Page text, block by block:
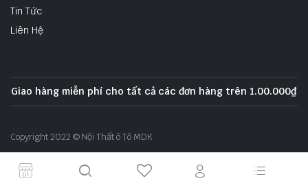
Tin Tức
Liên Hệ
Giao hàng miễn phí cho tất cả các đơn hàng trên 1.00.000₫
Copyright 2022 © Nội Thất ô Tô MDK